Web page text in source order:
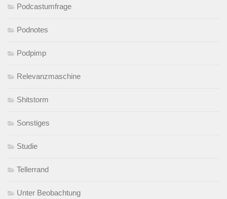
Podcastumfrage
Podnotes
Podpimp
Relevanzmaschine
Shitstorm
Sonstiges
Studie
Tellerrand
Unter Beobachtung